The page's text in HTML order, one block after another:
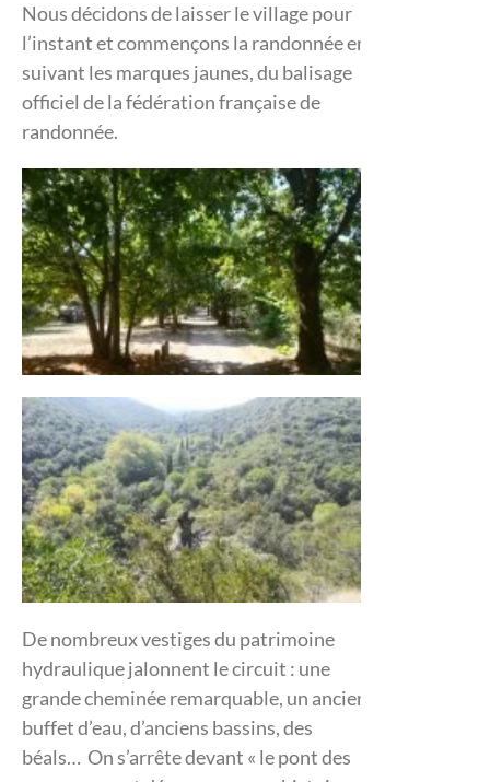
Nous décidons de laisser le village pour
l’instant et commençons la randonnée en
suivant les marques jaunes, du balisage
officiel de la fédération française de
randonnée.
De nombreux vestiges du patrimoine
hydraulique jalonnent le circuit : une
grande cheminée remarquable, un ancien
buffet d’eau, d’anciens bassins, des
béals… On s’arrête devant « le pont des